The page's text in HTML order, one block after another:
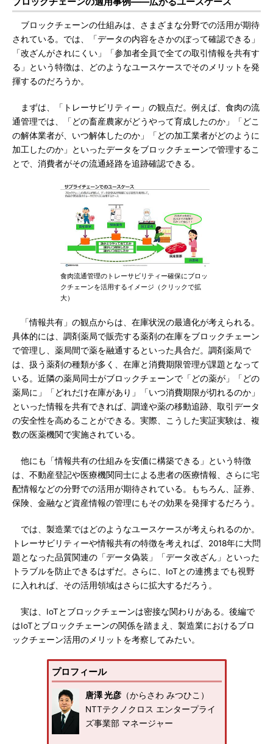
ブロックチェーンの仕組みは、さまざまな分野での活用が期待
されている。では、「データの内容をさかのぼって確認できる」
「改ざんがされにくい」「参加者全員で全ての取引情報を共有す
る」という特徴は、どのようなユースケースでそのメリットを発
揮するのだろうか。
まずは、「トレーサビリティー」の観点だ。例えば、食肉の流
通管理では、「どの畜産農家がどうやって育成したのか」「どこ
の解体業者が、いつ解体したのか」「どの加工業者がどのように
加工したのか」といったデータをブロックチェーンで管理するこ
とで、消費者がその流通経路を追跡確認できる。
食肉流通管理のトレーサビリティー確保にブロッ
クチェーンを活用するイメージ（クリックで拡
大）
「情報共有」の観点からは、在庫状況の最適化が考えられる。
具体的には、調剤薬局で販売する薬剤の在庫をブロックチェーン
で管理し、薬局間で薬を融通するといった具合だ。調剤薬局で
は、扱う薬剤の種類が多く、在庫と消費期限管理が課題となって
いる。近隣の薬局同士がブロックチェーンで「どの薬が」「どの
薬局に」「どれだけ在庫があり」「いつ消費期限が切れるのか」
といった情報を共有できれば、調達や薬の移動追跡、取引データ
の安全性を高めることができる。実際、こうした実証実験は、複
数の医薬機関で実施されている。
他にも「情報共有の仕組みを安価に構築できる」という特徴
は、不動産登記や医療機関同士による患者の医療情報、さらに宅
配情報などの分野での活用が期待されている。もちろん、証券、
保険、金融など資産情報の管理にもその効果を発揮するだろう。
では、製造業ではどのようなユースケースが考えられるのか。
トレーサビリティーや情報共有の特徴を考えれば、2018年に大問
題となった品質関連の「データ偽装」「データ改ざん」といった
トラブルを防止できるはずだ。さらに、IoTとの連携までも視野
に入れれば、その活用領域はさらに拡大するだろう。
実は、IoTとブロックチェーンは密接な関わりがある。後編で
はIoTとブロックチェーンの関係を踏まえ、製造業におけるブロ
ックチェーン活用のメリットを考察してみたい。
プロフィール
唐澤 光彦（からさわ みつひこ）
NTTテクノクロス エンタープライ
ズ事業部 マネージャー